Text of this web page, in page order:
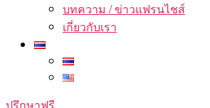
บทความ / ข่าวแฟรนไชส์
เกี่ยวกับเรา